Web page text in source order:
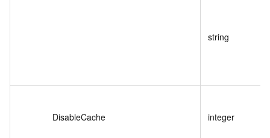
string
DisableCache integer